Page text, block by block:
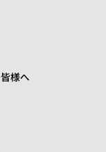
様へ